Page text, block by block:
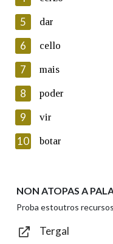
Lin e acepto as
Introduce o código
Texto de verificación
Enviar
5 dar
6 cello
7 mais
8 poder
9 vir
10 botar
NON ATOPAS A
Proba estoutros
Tergal